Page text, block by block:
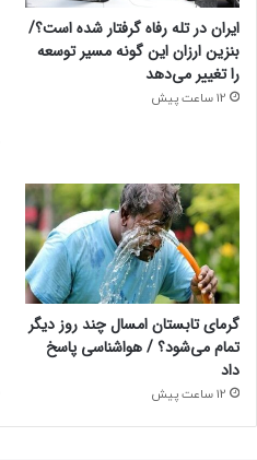
ایران در تله رفاه گرفتار شده است؟/
بنزین ارزان این گونه مسیر توسعه
را تغییر می‌دهد
12 ساعت پیش
گرمای تابستان امسال چند روز دیگر
تمام می‌شود؟ / هواشناسی پاسخ
داد
12 ساعت پیش